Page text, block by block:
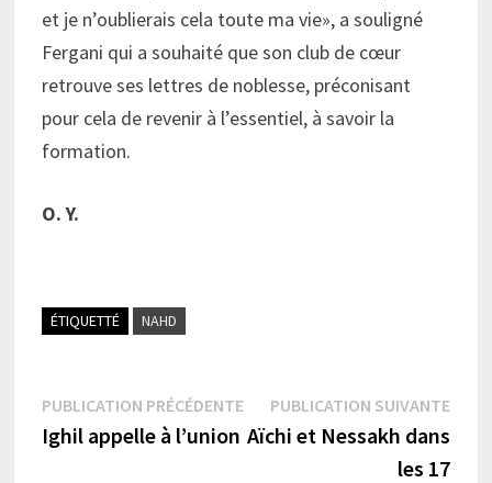
et je n’oublierais cela toute ma vie», a souligné
Fergani qui a souhaité que son club de cœur
retrouve ses lettres de noblesse, préconisant
pour cela de revenir à l’essentiel, à savoir la
formation.
O. Y.
ÉTIQUETTÉ NAHD
Navigation
de
PUBLICATION PRÉCÉDENTEPublication
précédente :
Ighil appelle à l’union
PUBLICATION SUIVANTE
Aïchi et Nessakh dans
les 17